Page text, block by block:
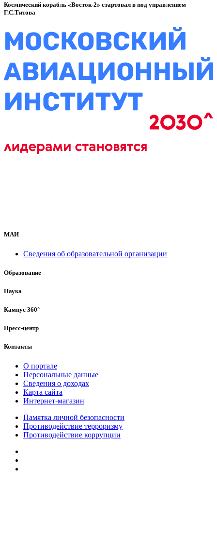
Космический корабль «Восток-2» стартовал в под управлением
Г.С.Титова
МАИ
Сведения об образовательной организации
Образование
Наука
Кампус 360°
Пресс-центр
Контакты
О портале
Персональные данные
Сведения о доходах
Карта сайта
Интернет-магазин
Памятка личной безопасности
Противодействие терроризму
Противодействие коррупции